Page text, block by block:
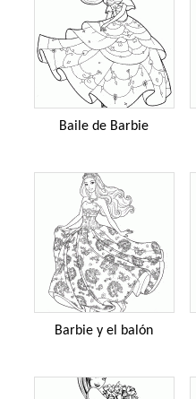
Baile de Barbie
Barbie y el balón